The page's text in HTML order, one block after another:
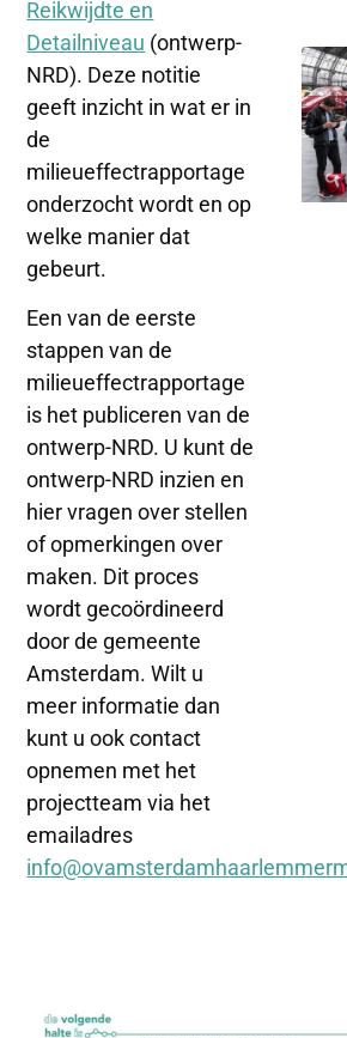
Reikwijdte en
Detailniveau (ontwerp-
NRD). Deze notitie
geeft inzicht in wat er in
de
milieueffectrapportage
onderzocht wordt en op
welke manier dat
gebeurt.
Een van de eerste
stappen van de
milieueffectrapportage
is het publiceren van de
ontwerp-NRD. U kunt de
ontwerp-NRD inzien en
hier vragen over stellen
of opmerkingen over
maken. Dit proces
wordt gecoördineerd
door de gemeente
Amsterdam. Wilt u
meer informatie dan
kunt u ook contact
opnemen met het
projectteam via het
emailadres